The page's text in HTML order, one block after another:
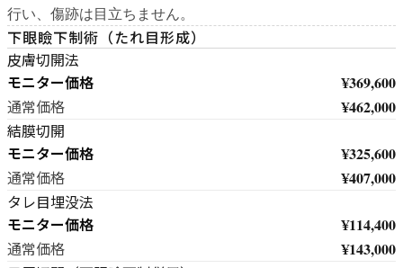
行い、傷跡は目立ちません。
下眼瞼下制術（たれ目形成）
皮膚切開法
モニター価格 ¥369,600
通常価格 ¥462,000
結膜切開
モニター価格 ¥325,600
通常価格 ¥407,000
タレ目埋没法
モニター価格 ¥114,400
通常価格 ¥143,000